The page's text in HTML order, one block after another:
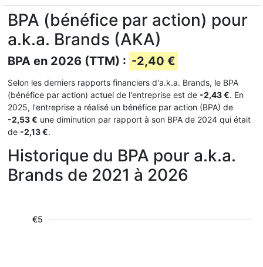
BPA (bénéfice par action) pour
a.k.a. Brands (AKA)
BPA en 2026 (TTM) : -2,40 €
Selon les derniers rapports financiers d'a.k.a. Brands, le BPA
(bénéfice par action) actuel de l'entreprise est de -2,43 €. En
2025, l'entreprise a réalisé un bénéfice par action (BPA) de
-2,53 € une diminution par rapport à son BPA de 2024 qui était
de -2,13 €.
Historique du BPA pour a.k.a.
Brands de 2021 à 2026
€5